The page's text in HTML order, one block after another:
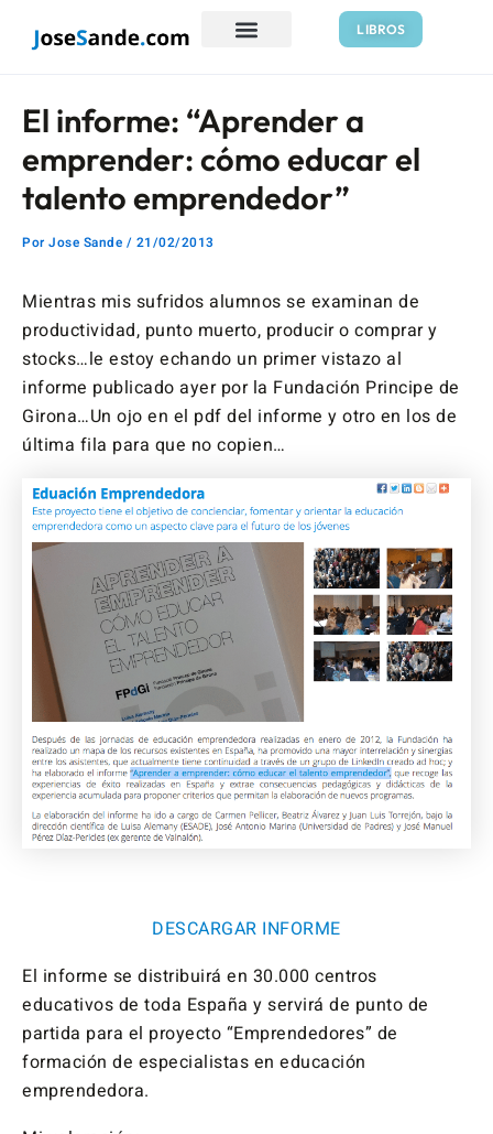
LIBROS
El informe: “Aprender a
emprender: cómo educar el
talento emprendedor”
Por Jose Sande / 21/02/2013
Mientras mis sufridos alumnos se examinan de
productividad, punto muerto, producir o comprar y
stocks…le estoy echando un primer vistazo al
informe publicado ayer por la Fundación Principe de
Girona…Un ojo en el pdf del informe y otro en los de
última fila para que no copien…
DESCARGAR INFORME
El informe se distribuirá en 30.000 centros
educativos de toda España y servirá de punto de
partida para el proyecto “Emprendedores” de
formación de especialistas en educación
emprendedora.
de